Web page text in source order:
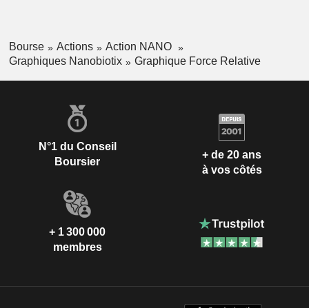
Bourse Actions
Action NANO
Graphiques Nanobiotix
Graphique Force Relative
N°1 du Conseil
Boursier
+ de 20 ans
à vos côtés
+ 1 300 000
membres